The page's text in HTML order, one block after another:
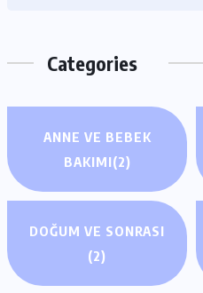
Categories
ANNE VE BEBEK
BAKIMI(2)
DOĞUM VE SONRASI
(2)